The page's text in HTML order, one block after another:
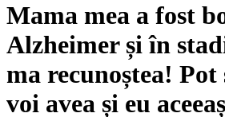
Mama mea a fost
Alzheimer și în
ma recunoștea!
voi avea și eu